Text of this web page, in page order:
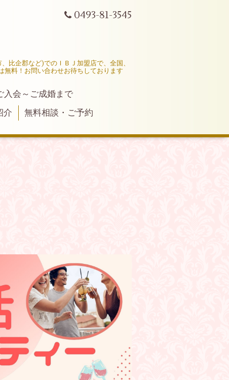
0493-81-3545
比企郡など)でのＩＢＪ加盟店で、全国、
無料！お問い合わせお待ちしております
入会～ご成婚まで
介 無料相談・ご予約